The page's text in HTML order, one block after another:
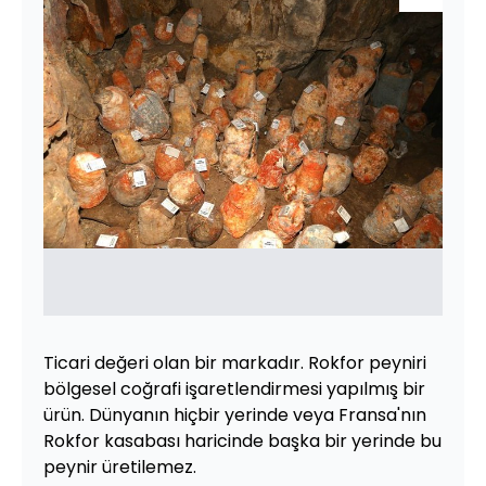
Ticari değeri olan bir markadır. Rokfor peyniri
bölgesel coğrafi işaretlendirmesi yapılmış bir
ürün. Dünyanın hiçbir yerinde veya Fransa'nın
Rokfor kasabası haricinde başka bir yerinde bu
peynir üretilemez.